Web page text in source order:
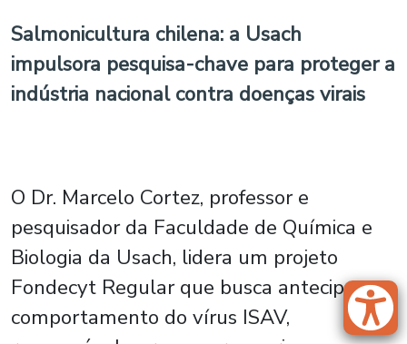
Salmonicultura chilena: a Usach
impulsora pesquisa-chave para proteger a
indústria nacional contra doenças virais
O Dr. Marcelo Cortez, professor e
pesquisador da Faculdade de Química e
Biologia da Usach, lidera um projeto
Fondecyt Regular que busca antecipar o
comportamento do vírus ISAV,